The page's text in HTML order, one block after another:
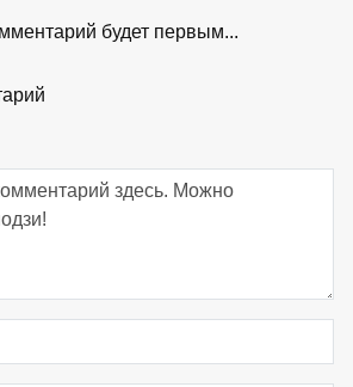
будет первым...